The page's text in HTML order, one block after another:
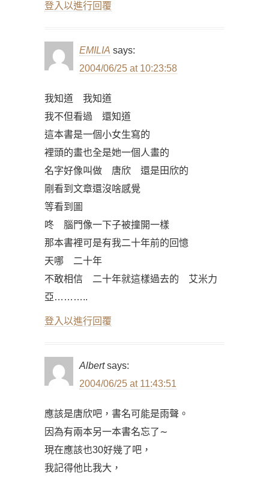
登入以進行回覆
EMILIA says:
2004/06/25 at 10:23:58
我知道 我知道
我不但看過 還知道
這本書是一個小女生寫的
裡頭的畫也全是她一個人畫的
名字好像叫做 唐欣 還是田欣的
剛看到文章還沒啥感覺
等看到圖
咚 腦門像一下子被撞開一樣
那本書裡可是有我二十年前的回憶
天哪 二十年
不敢相信 二十年就這樣過去的 艾米力
亞………..
登入以進行回覆
Albert says:
2004/06/25 at 11:43:51
應該是唐欣吧，書名可能是雨聲。
因為有兩本另一本書名忘了∼
現在應該也30好幾了吧，
我記得他比我大，